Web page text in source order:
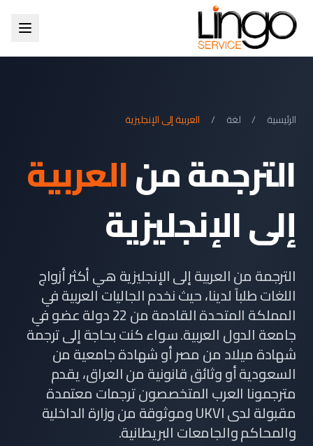
الرئيسية / لغة / العربية إلى الإنجليزية
الترجمة منالعربية
إلى الإنجليزية
الترجمة من العربية إلى الإنجليزية هي أكثر أزواج
اللغات طلباً لدينا، حيث نخدم الجاليات العربية في
المملكة المتحدة القادمة من 22 دولة عضو في
جامعة الدول العربية. سواء كنت بحاجة إلى ترجمة
شهادة ميلاد من مصر أو شهادة جامعية من
السعودية أو وثائق قانونية من العراق، يقدم
مترجمونا العرب المتخصصون ترجمات معتمدة
مقبولة لدى UKVI وموثوقة من وزارة الداخلية
والمحاكم والجامعات البريطانية.